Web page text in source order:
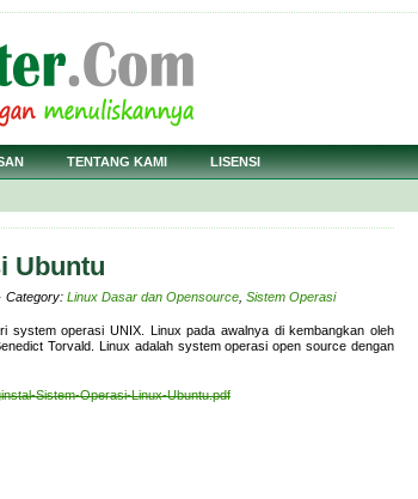
TENTANG KAMI LISENSI
Ubuntu
Category: Linux Dasar dan Opensource Sistem Operasi
system operasi UNIX. Linux pada awalnya di kembangkan oleh
Torvald. Linux adalah system operasi open source dengan
Sistem-Operasi-Linux-Ubuntu.pdf